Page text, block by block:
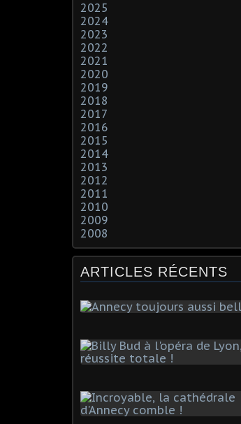
2025
2024
2023
2022
2021
2020
2019
2018
2017
2016
2015
2014
2013
2012
2011
2010
2009
2008
ARTICLES RÉCENTS